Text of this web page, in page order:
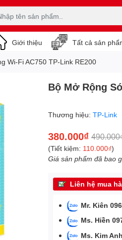
Giới thiệu Tất cả sản
Wi-Fi AC750 TP-Link RE200
Bộ Mở Rộng
Thương hiệu:TP-Link
380.000₫
(Tiết kiệm: 110.000₫)
Giá sản phẩm đã bao
Liên hệ mua
Mr. Kiên
Ms. Hiền
Ms. Kim